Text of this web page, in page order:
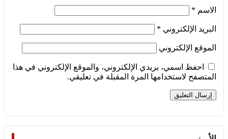
الاسم *
البريد الإلكتروني *
الموقع الإلكتروني
احفظ اسمي، بريدي الإلكتروني، والموقع الإلكتروني في هذا
المتصفح لاستخدامها المرة المقبلة في تعليقي.